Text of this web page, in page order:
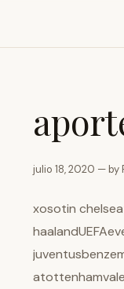
julio 18, 2020 — by
xosotin